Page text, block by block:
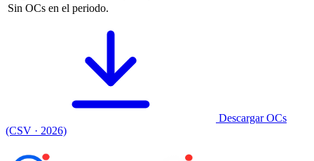
Sin OCs en el periodo.
Descargar OCs
(CSV · 2026)